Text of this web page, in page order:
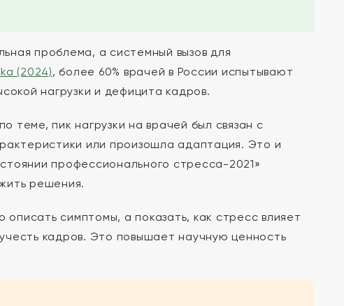
проблема, а системный вызов для
(2024), более 60% врачей в России испытывают
нагрузки и дефицита кадров.
теме, пик нагрузки на врачей был связан с
или произошла адаптация. Это и
профессионального стресса-2021»
решения.
симптомы, а показать, как стресс влияет
кадров. Это повышает научную ценность